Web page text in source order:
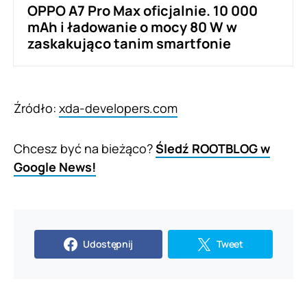
OPPO A7 Pro Max oficjalnie. 10 000
mAh i ładowanie o mocy 80 W w
zaskakująco tanim smartfonie
Źródło: xda-developers.com
Chcesz być na bieżąco?Śledź ROOTBLOG w
Google News!
Udostępnij Tweet